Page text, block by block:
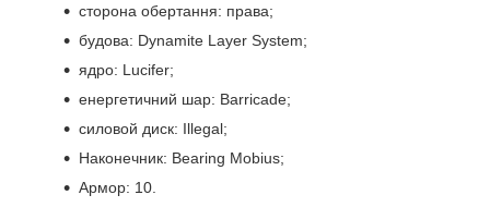
сторона обертання: права;
будова: Dynamite Layer System;
ядро: Lucifer;
енергетичний шар: Barricade;
силовой диск: Illegal;
Наконечник: Bearing Mobius;
Армор: 10.